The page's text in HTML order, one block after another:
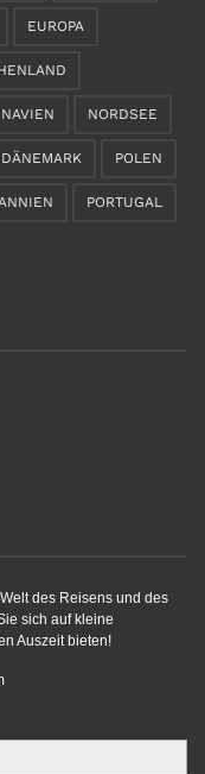
EUROPA
NORDSEE
DÄNEMARK POLEN
PORTUGAL
des Reisens und des
sich auf kleine
Auszeit bieten!